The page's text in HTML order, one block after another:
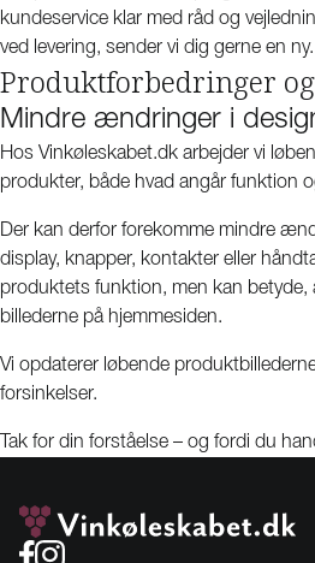
kundeservice klar med råd og
ved levering, sender vi dig gerne en ny.
Produktforbedringer
Mindre ændringer i
Hos Vinkøleskabet.dk arbejder vi
produkter, både hvad angår funktion
Der kan derfor forekomme mindre
display, knapper, kontakter eller
produktets funktion, men kan betyde,
billederne på hjemmesiden.
Vi opdaterer løbende
forsinkelser.
Tak for din forståelse – og fordi du